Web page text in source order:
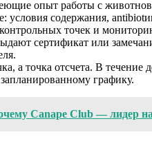
опыт работы с
содержания,
точек и
сертификат или
точка отсчета. В течение
графику.
Canape Club — лидер